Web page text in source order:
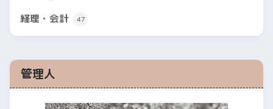
経理・会計 47
管理人